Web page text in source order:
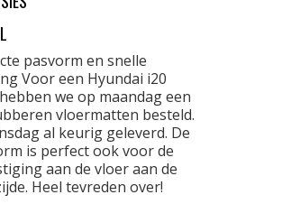
pasvorm en snelle
Voor een Hyundai i20
we op maandag een
vloermatten besteld.
al keurig geleverd. De
is perfect ook voor de
aan de vloer aan de
Heel tevreden over!